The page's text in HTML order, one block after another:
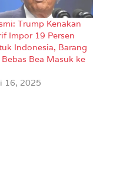
Trump Kenakan
Impor 19 Persen
Indonesia, Barang
Bebas Bea Masuk ke
16, 2025